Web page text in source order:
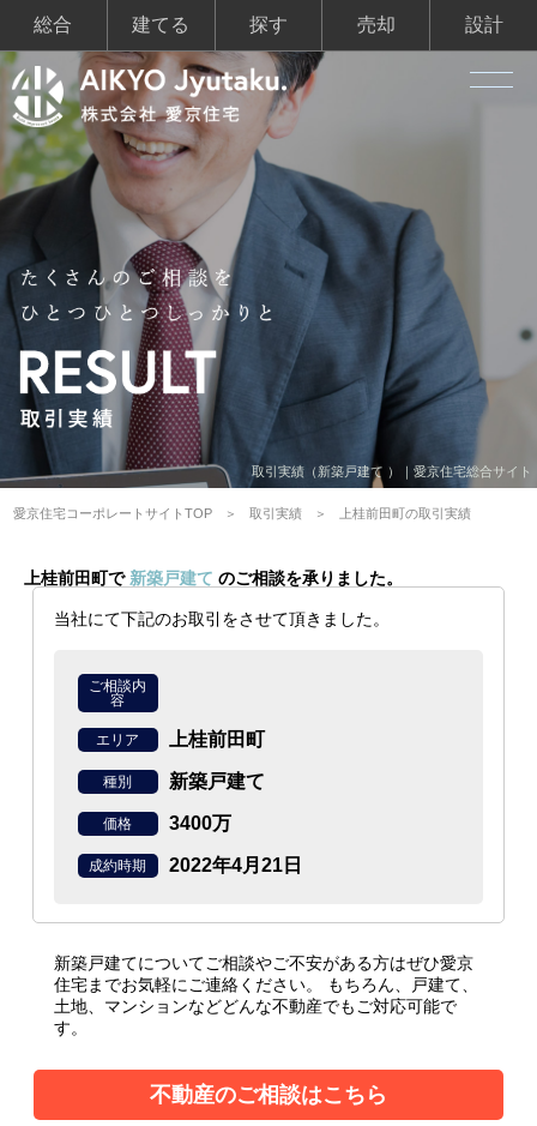
総合 建てる 探す 売却 設計
取引実績（新築戸建て ）｜愛京住宅総合サイト
愛京住宅コーポレートサイトTOP 取引実績 上桂前田町の取引実績
上桂前田町で 新築戸建て のご相談を承りました。
当社にて下記のお取引をさせて頂きました。
ご相談内
容
エリア 上桂前田町
種別 新築戸建て
価格 3400万
成約時期 2022年4月21日
新築戸建てについてご相談やご不安がある方はぜひ愛京
住宅までお気軽にご連絡ください。
もちろん、戸建て、
土地、マンションなどどんな不動産でもご対応可能で
す。
不動産のご相談はこちら